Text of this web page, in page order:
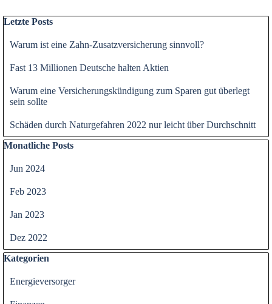
Block überspringen Letzte Posts
Letzte Posts
Warum ist eine Zahn-Zusatzversicherung sinnvoll?
Fast 13 Millionen Deutsche halten Aktien
Warum eine Versicherungskündigung zum Sparen gut überlegt
sein sollte
Schäden durch Naturgefahren 2022 nur leicht über Durchschnitt
Block überspringen Monatliche Posts
Monatliche Posts
Jun 2024
Feb 2023
Jan 2023
Dez 2022
Block überspringen Kategorien
Kategorien
Energieversorger